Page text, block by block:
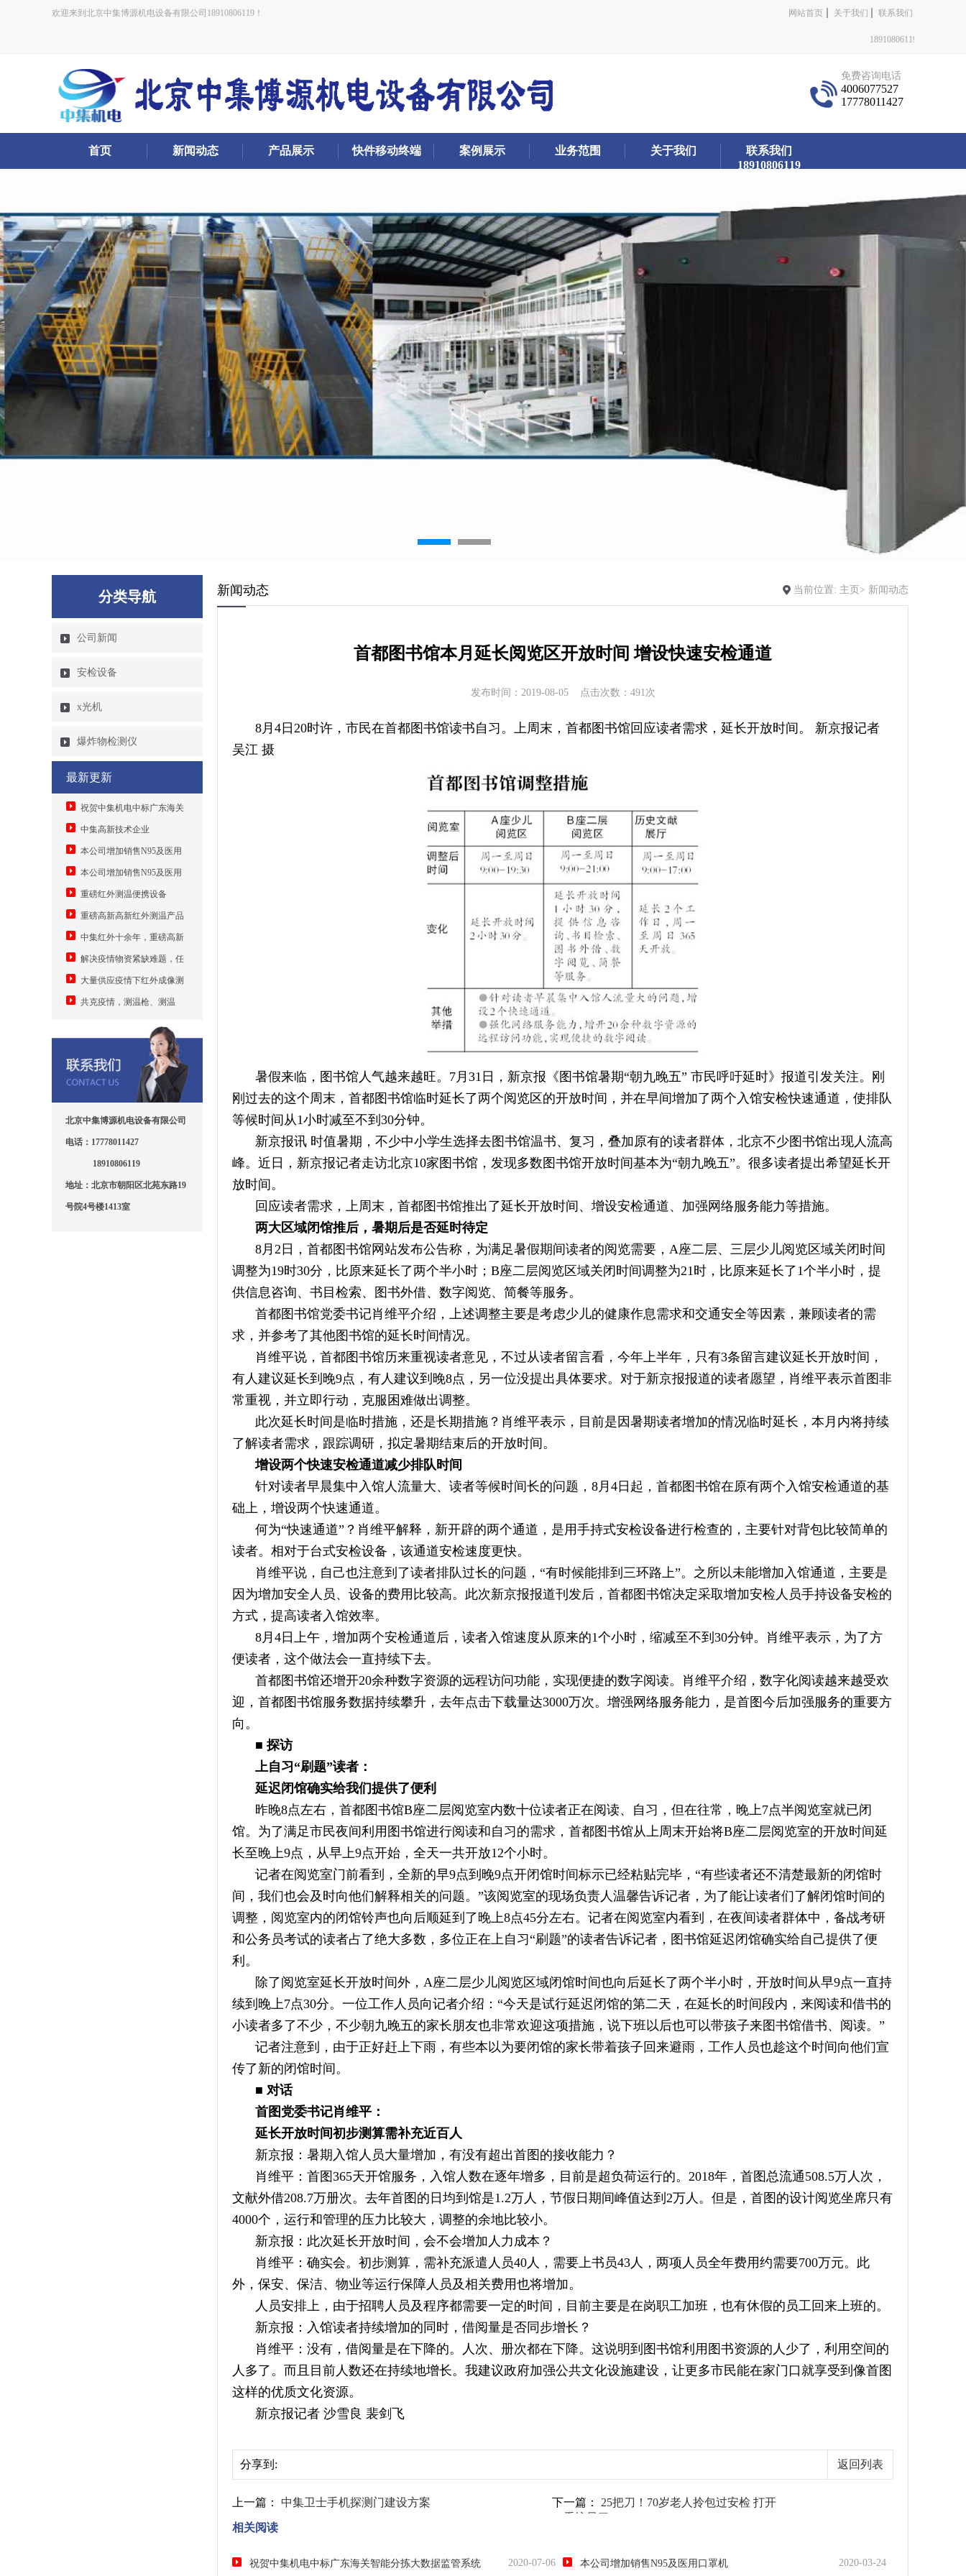
欢迎来到北京中集博源机电设备有限公司18910806119！ 网站首页 关于我们 联系我们
18910806119
免费咨询电话
4006077527
17778011427
首页 新闻动态 产品展示 快件移动终端 案例展示 业务范围 关于我们
联系我们
18910806119
分类导航
公司新闻
安检设备
x光机
爆炸物检测仪
最新更新
祝贺中集机电中标广东海关
智能分拣大数据监管系统
11880000元
中集高新技术企业
本公司增加销售N95及医用
口罩机，安检机送口罩
本公司增加销售N95及医用
口罩机重磅红外测温便携设备
重磅高新高新红外测温产品
中集红外十余年，重磅高新
技术转换，为解决疫情物资紧缺
难题，中集发明手机加装模块测
温并自动身份登记上传
解决疫情物资紧缺难题，任
何安卓手机加装测温模块成随手
可用测温仪
大量供应疫情下红外成像测
温设备5万元
共克疫情，测温枪、测温
北京中集博源机电设备有限公司
电话：17778011427
18910806119
地址：北京市朝阳区北苑东路19
号院4号楼1413室
新闻动态 当前位置: 主页> 新闻动态
首都图书馆本月延长阅览区开放时间 增设快速安检通道
发布时间：2019-08-05 点击次数： 491次
8月4日20时许，市民在首都图书馆读书自习。上周末，首都图书馆回应读者需求，延长开放时间。 新京报记者
吴江 摄
暑假来临，图书馆人气越来越旺。7月31日，新京报《图书馆暑期“朝九晚五” 市民呼吁延时》报道引发关注。刚
刚过去的这个周末，首都图书馆临时延长了两个阅览区的开放时间，并在早间增加了两个入馆安检快速通道，使排队
等候时间从1小时减至不到30分钟。
新京报讯 时值暑期，不少中小学生选择去图书馆温书、复习，叠加原有的读者群体，北京不少图书馆出现人流高
峰。近日，新京报记者走访北京10家图书馆，发现多数图书馆开放时间基本为“朝九晚五”。很多读者提出希望延长开
放时间。
回应读者需求，上周末，首都图书馆推出了延长开放时间、增设安检通道、加强网络服务能力等措施。
两大区域闭馆推后，暑期后是否延时待定
8月2日，首都图书馆网站发布公告称，为满足暑假期间读者的阅览需要，A座二层、三层少儿阅览区域关闭时间
调整为19时30分，比原来延长了两个半小时；B座二层阅览区域关闭时间调整为21时，比原来延长了1个半小时，提
供信息咨询、书目检索、图书外借、数字阅览、简餐等服务。
首都图书馆党委书记肖维平介绍，上述调整主要是考虑少儿的健康作息需求和交通安全等因素，兼顾读者的需
求，并参考了其他图书馆的延长时间情况。
肖维平说，首都图书馆历来重视读者意见，不过从读者留言看，今年上半年，只有3条留言建议延长开放时间，
有人建议延长到晚9点，有人建议到晚8点，另一位没提出具体要求。对于新京报报道的读者愿望，肖维平表示首图非
常重视，并立即行动，克服困难做出调整。
此次延长时间是临时措施，还是长期措施？肖维平表示，目前是因暑期读者增加的情况临时延长，本月内将持续
了解读者需求，跟踪调研，拟定暑期结束后的开放时间。
增设两个快速安检通道减少排队时间
针对读者早晨集中入馆人流量大、读者等候时间长的问题，8月4日起，首都图书馆在原有两个入馆安检通道的基
础上，增设两个快速通道。
何为“快速通道”？肖维平解释，新开辟的两个通道，是用手持式安检设备进行检查的，主要针对背包比较简单的
读者。相对于台式安检设备，该通道安检速度更快。
肖维平说，自己也注意到了读者排队过长的问题，“有时候能排到三环路上”。之所以未能增加入馆通道，主要是
因为增加安全人员、设备的费用比较高。此次新京报报道刊发后，首都图书馆决定采取增加安检人员手持设备安检的
方式，提高读者入馆效率。
8月4日上午，增加两个安检通道后，读者入馆速度从原来的1个小时，缩减至不到30分钟。肖维平表示，为了方
便读者，这个做法会一直持续下去。
首都图书馆还增开20余种数字资源的远程访问功能，实现便捷的数字阅读。肖维平介绍，数字化阅读越来越受欢
迎，首都图书馆服务数据持续攀升，去年点击下载量达3000万次。增强网络服务能力，是首图今后加强服务的重要方
向。
■ 探访
上自习“刷题”读者：
延迟闭馆确实给我们提供了便利
昨晚8点左右，首都图书馆B座二层阅览室内数十位读者正在阅读、自习，但在往常，晚上7点半阅览室就已闭
馆。为了满足市民夜间利用图书馆进行阅读和自习的需求，首都图书馆从上周末开始将B座二层阅览室的开放时间延
长至晚上9点，从早上9点开始，全天一共开放12个小时。
记者在阅览室门前看到，全新的早9点到晚9点开闭馆时间标示已经粘贴完毕，“有些读者还不清楚最新的闭馆时
间，我们也会及时向他们解释相关的问题。”该阅览室的现场负责人温馨告诉记者，为了能让读者们了解闭馆时间的
调整，阅览室内的闭馆铃声也向后顺延到了晚上8点45分左右。记者在阅览室内看到，在夜间读者群体中，备战考研
和公务员考试的读者占了绝大多数，多位正在上自习“刷题”的读者告诉记者，图书馆延迟闭馆确实给自己提供了便
利。
除了阅览室延长开放时间外，A座二层少儿阅览区域闭馆时间也向后延长了两个半小时，开放时间从早9点一直持
续到晚上7点30分。一位工作人员向记者介绍：“今天是试行延迟闭馆的第二天，在延长的时间段内，来阅读和借书的
小读者多了不少，不少朝九晚五的家长朋友也非常欢迎这项措施，说下班以后也可以带孩子来图书馆借书、阅读。”
记者注意到，由于正好赶上下雨，有些本以为要闭馆的家长带着孩子回来避雨，工作人员也趁这个时间向他们宣
传了新的闭馆时间。
■ 对话
首图党委书记肖维平：
延长开放时间初步测算需补充近百人
新京报：暑期入馆人员大量增加，有没有超出首图的接收能力？
肖维平：首图365天开馆服务，入馆人数在逐年增多，目前是超负荷运行的。2018年，首图总流通508.5万人次，
文献外借208.7万册次。去年首图的日均到馆是1.2万人，节假日期间峰值达到2万人。但是，首图的设计阅览坐席只有
4000个，运行和管理的压力比较大，调整的余地比较小。
新京报：此次延长开放时间，会不会增加人力成本？
肖维平：确实会。初步测算，需补充派遣人员40人，需要上书员43人，两项人员全年费用约需要700万元。此
外，保安、保洁、物业等运行保障人员及相关费用也将增加。
人员安排上，由于招聘人员及程序都需要一定的时间，目前主要是在岗职工加班，也有休假的员工回来上班的。
新京报：入馆读者持续增加的同时，借阅量是否同步增长？
肖维平：没有，借阅量是在下降的。人次、册次都在下降。这说明到图书馆利用图书资源的人少了，利用空间的
人多了。而且目前人数还在持续地增长。我建议政府加强公共文化设施建设，让更多市民能在家门口就享受到像首图
这样的优质文化资源。
新京报记者 沙雪良 裴剑飞
分享到: 返回列表
上一篇： 中集卫士手机探测门建设方案 下一篇： 25把刀！70岁老人拎包过安检 打开
一看惊呆了
相关阅读
2020-07-06
祝贺中集机电中标广东海关智能分拣大数据监管系统 2020-03-24
本公司增加销售N95及医用口罩机